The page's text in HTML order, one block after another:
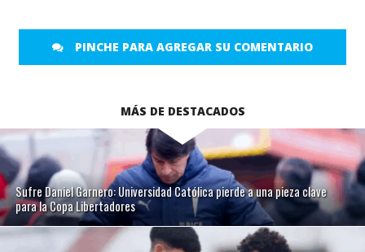
PINCHE PARA AGREGAR SU COMENTARIO
MÁS DE DESTACADOS
Sufre Daniel Garnero: Universidad Católica pierde a una pieza clave
para la Copa Libertadores